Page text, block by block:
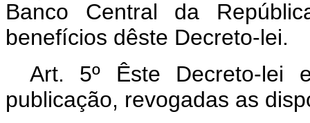
Banco Central da
benefícios dêste Decreto-lei.
Art. 5º Êste Decreto-lei
publicação, revogadas as